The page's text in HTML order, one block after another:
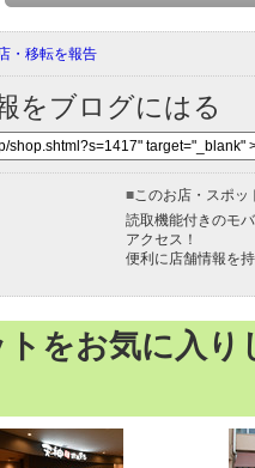
・移転を報告
をブログにはる
■このお店・スポッ
読取機能付きのモ
アクセス！
便利に店舗情報を
をお気に入